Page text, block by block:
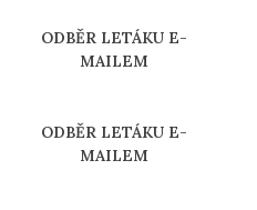
ODBĚR LETÁKU E-
MAILEM
ODBĚR LETÁKU E-
MAILEM